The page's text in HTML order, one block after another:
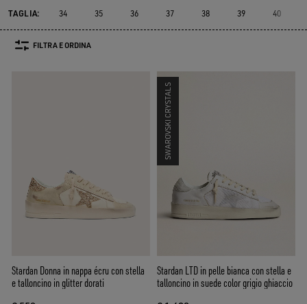
principale
del
piè
di
TAGLIA: 34 35 36 37 38 39 40
FILTRA E ORDINA
Stardan Donna in nappa écru con stella
e talloncino in glitter dorati
SWAROVSKI CRYSTALS
Stardan LTD in pelle bianca con stella e
talloncino in suede color grigio ghiaccio